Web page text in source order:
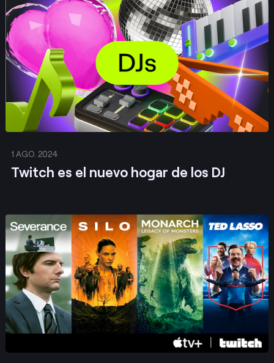
1 AGO. 2024
Twitch es el nuevo hogar de los DJ
Publicar
Publicar